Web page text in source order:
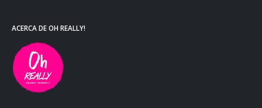
ACERCA DE OH REALLY!